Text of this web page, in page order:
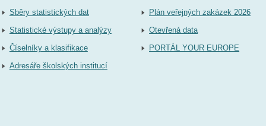
Sběry statistických dat
Statistické výstupy a analýzy
Číselníky a klasifikace
Adresáře školských institucí
Plán veřejných zakázek 2026
Otevřená data
PORTÁL YOUR EUROPE